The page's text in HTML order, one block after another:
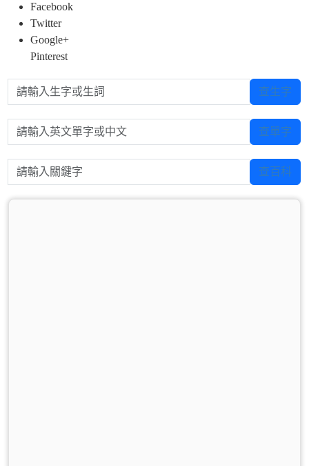
Facebook
Twitter
Google+
Pinterest
請輸入生字或生詞 查生字
請輸入英文單字或中文 查單字
請輸入關鍵字 查百科